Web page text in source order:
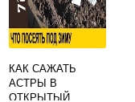
КАК САЖАТЬ
АСТРЫ В
ОТКРЫТЫЙ